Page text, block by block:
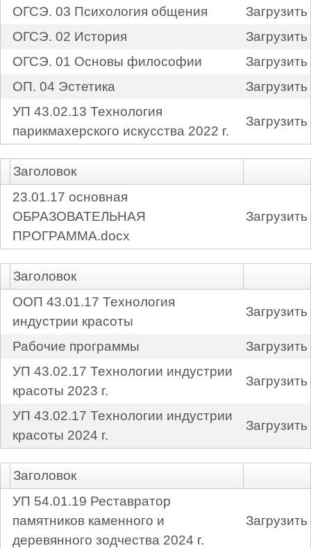
ОГСЭ. 03 Психология общения
Загрузить
ОГСЭ. 02 История
Загрузить
ОГСЭ. 01 Основы философии
Загрузить
ОП. 04 Эстетика
Загрузить
УП 43.02.13 Технология
парикмахерского искусства 2022 г.
Загрузить
Заголовок
23.01.17 основная
ОБРАЗОВАТЕЛЬНАЯ
ПРОГРАММА.docx
Загрузить
Заголовок
ООП 43.01.17 Технология
индустрии красоты
Загрузить
Рабочие программы
Загрузить
УП 43.02.17 Технологии индустрии
красоты 2023 г.
Загрузить
УП 43.02.17 Технологии индустрии
красоты 2024 г.
Загрузить
Заголовок
УП 54.01.19 Реставратор
памятников каменного и
деревянного зодчества 2024 г.
Загрузить